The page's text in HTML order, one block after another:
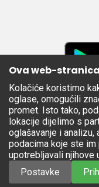
Apple
Store
Ova web-
Kolačiće koristimo
oglase, omogućili
promet. Isto tako,
lokacije dijelimo s
oglašavanje i
podacima koje ste
upotrebljavali njihove
Postavke